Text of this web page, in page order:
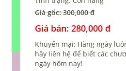
Giá gốc: 300,000 đ
Giá bán: 280,000 đ
Khuyến mại: Hàng ngày
hãy liên hệ để biết các
ngày hôm nay!